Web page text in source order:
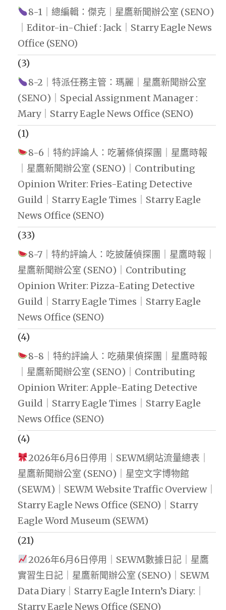
8-1｜總編輯：傑克｜星鷹新聞辦公室 (SENO)
｜Editor-in-Chief : Jack｜Starry Eagle News
Office (SENO)
(3)
8-2｜特派任務主管：瑪麗｜星鷹新聞辦公室
(SENO)｜Special Assignment Manager :
Mary｜Starry Eagle News Office (SENO)
(1)
8-6｜特約評論人：吃薯條偵探團｜星鷹時報
｜星鷹新聞辦公室 (SENO)｜Contributing
Opinion Writer: Fries-Eating Detective
Guild｜Starry Eagle Times｜Starry Eagle
News Office (SENO)
(33)
8-7｜特約評論人：吃披薩偵探團｜星鷹時報｜
星鷹新聞辦公室 (SENO)｜Contributing
Opinion Writer: Pizza-Eating Detective
Guild｜Starry Eagle Times｜Starry Eagle
News Office (SENO)
(4)
8-8｜特約評論人：吃蘋果偵探團｜星鷹時報
｜星鷹新聞辦公室 (SENO)｜Contributing
Opinion Writer: Apple-Eating Detective
Guild｜Starry Eagle Times｜Starry Eagle
News Office (SENO)
(4)
2026年6月6日停用｜SEWM網站流量總表｜
星鷹新聞辦公室 (SENO)｜星空文字博物館
(SEWM)｜SEWM Website Traffic Overview｜
Starry Eagle News Office (SENO)｜Starry
Eagle Word Museum (SEWM)
(21)
2026年6月6日停用｜SEWM數據日記｜星鷹
實習生日記｜星鷹新聞辦公室 (SENO)｜SEWM
Data Diary｜Starry Eagle Intern’s Diary:｜
Starry Eagle News Office (SENO)